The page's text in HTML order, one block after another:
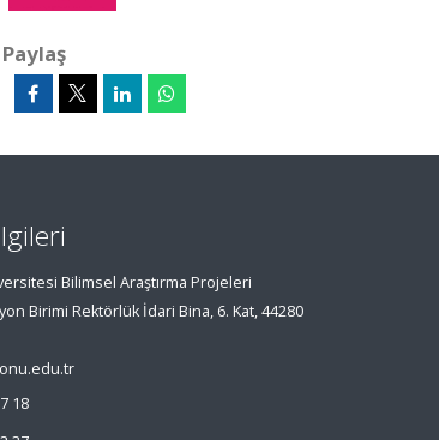
Paylaş
Bilimsel Araştırma Projeleri
Birimi Rektörlük İdari Bina, 6. Kat, 44280
18